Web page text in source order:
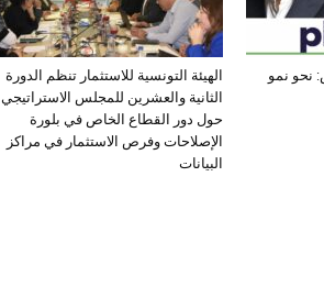
الهيئة التونسية للاستثمار تنظم الدورة
الثانية والعشرين للمجلس الاستراتيجي
حول دور القطاع الخاص في بلورة
الإصلاحات وفرص الاستثمار في مراكز
البيانات
نحو نمو